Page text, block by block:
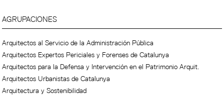
AGRUPACIONES
Arquitectos al Servicio de la Administración Pública
Arquitectos Expertos Periciales y Forenses de Catalunya
Arquitectos para la Defensa y Intervención en el Patrimonio Arquit.
Arquitectos Urbanistas de Catalunya
Arquitectura y Sostenibilidad